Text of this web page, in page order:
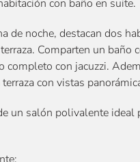
con baño en suite.
de noche, destacan dos
Comparten un
completo con jacuzzi.
con vistas
un salón polivalente ideal